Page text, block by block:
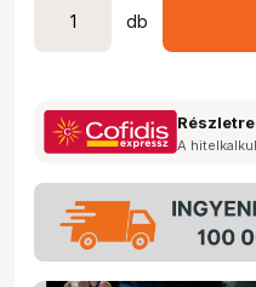
db
A